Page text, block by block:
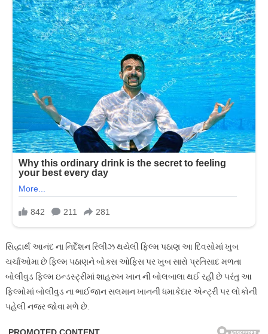
સિદ્ધાર્થ આનંદ ના નિર્દેશન રિલીઝ થયેલી ફિલ્મ પઠાણ આ દિવસોમાં ખુબ
ચર્ચાઓમા છે ફિલ્મ પઠાણને બોક્સ ઓફિસ પર ખુબ સારો પ્રતિસાદ મળતા
બોલીવુડ ફિલ્મ ઇન્ડસ્ટ્રીમાં શાહરુખ ખાન ની બોલબાલા થઈ રહી છે પરંતુ આ
ફિલ્મોમાં બોલીવુડ ના ભાઈજાન સલમાન ખાનની ધમાકેદાર એન્ટ્રી પર લોકોની
પહેલી નજર જોવા મળે છે.